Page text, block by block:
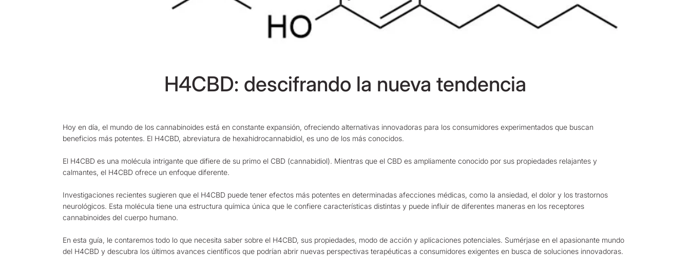
H4CBD: descifrando la nueva tendencia
Hoy en día, el mundo de los cannabinoides está en constante expansión, ofreciendo alternativas innovadoras para los consumidores experimentados que buscan
beneficios más potentes. El H4CBD, abreviatura de hexahidrocannabidiol, es uno de los más conocidos.
El H4CBD es una molécula intrigante que difiere de su primo el CBD (cannabidiol). Mientras que el CBD es ampliamente conocido por sus propiedades relajantes y
calmantes, el H4CBD ofrece un enfoque diferente.
Investigaciones recientes sugieren que el H4CBD puede tener efectos más potentes en determinadas afecciones médicas, como la ansiedad, el dolor y los trastornos
neurológicos. Esta molécula tiene una estructura química única que le confiere características distintas y puede influir de diferentes maneras en los receptores
cannabinoides del cuerpo humano.
En esta guía, le contaremos todo lo que necesita saber sobre el H4CBD, sus propiedades, modo de acción y aplicaciones potenciales. Sumérjase en el apasionante mundo
del H4CBD y descubra los últimos avances científicos que podrían abrir nuevas perspectivas terapéuticas a consumidores exigentes en busca de soluciones innovadoras.